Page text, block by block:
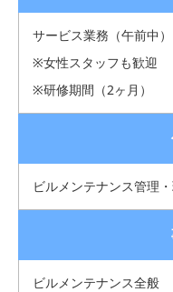
サービス業務（午前中）
※女性スタッフも歓迎
※研修期間（2ヶ月）
ビルメンテナンス管理
ビルメンテナンス全般